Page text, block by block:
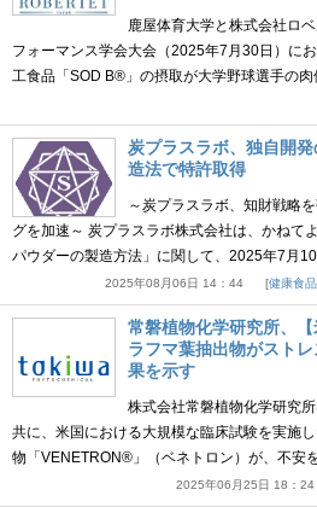
鹿屋体育大学と株式会社ロ
フォーマンス学会大会（2025年7月30日）に
工食品「SOD B®」の摂取が大学野球選手の
炭プラスラボ、独自開
造法で特許取得
～炭プラスラボ、知財戦略
グを加速～ 炭プラスラボ株式会社は、かねて
パウダーの製造方法」に関して、2025年7月
2025年08月06日 14：44 健康食品
常磐植物化学研究所、【
ラフマ葉抽出物がスト
果を示す
株式会社常磐植物化学研究
共に、米国における大規模な臨床試験を実施
物「VENETRON®」（ベネトロン）が、不
2025年06月25日 18：24